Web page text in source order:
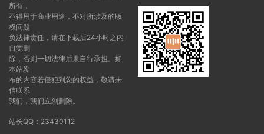
所有，
不得用于商业用途，不对所涉及的版
权问题
负法律责任，请在下载后24小时之内
自觉删
除，否则一切法律后果自行承担。如
本站发
布的内容若侵犯到您的权益，敬请来
信联系
我们，我们立刻删除。
站长QQ：23430112